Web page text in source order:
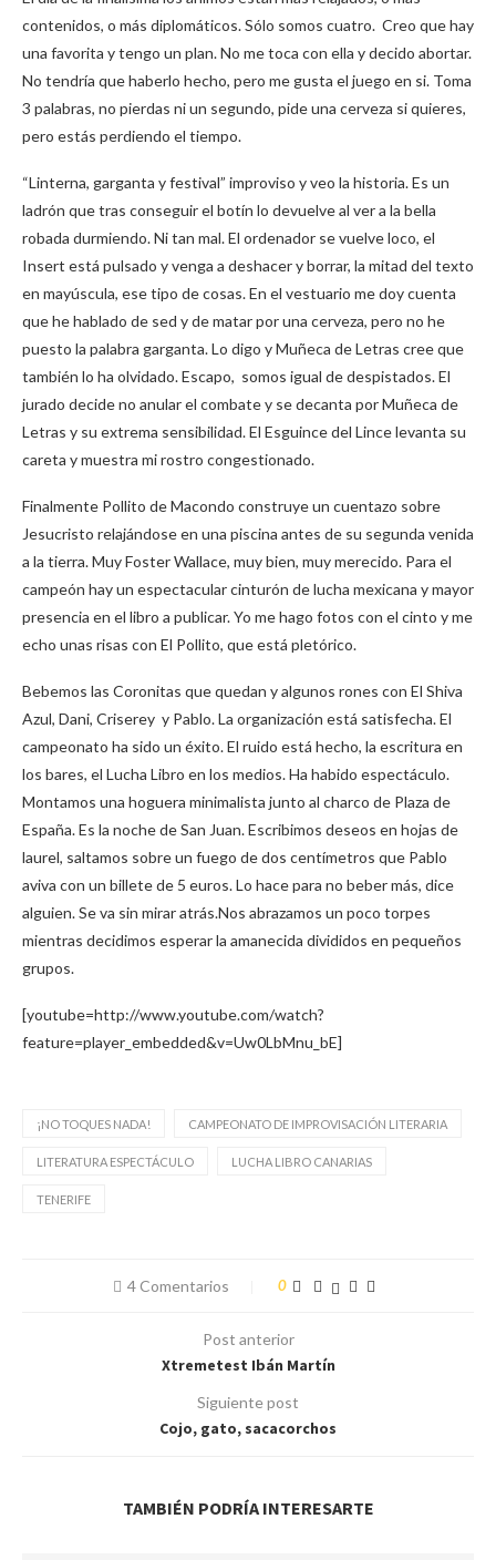
contenidos, o más diplomáticos. Sólo somos cuatro. Creo que hay
una favorita y tengo un plan. No me toca con ella y decido abortar.
No tendría que haberlo hecho, pero me gusta el juego en si. Toma
3 palabras, no pierdas ni un segundo, pide una cerveza si quieres,
pero estás perdiendo el tiempo.
“Linterna, garganta y festival” improviso y veo la historia. Es un
ladrón que tras conseguir el botín lo devuelve al ver a la bella
robada durmiendo. Ni tan mal. El ordenador se vuelve loco, el
Insert está pulsado y venga a deshacer y borrar, la mitad del texto
en mayúscula, ese tipo de cosas. En el vestuario me doy cuenta
que he hablado de sed y de matar por una cerveza, pero no he
puesto la palabra garganta. Lo digo y Muñeca de Letras cree que
también lo ha olvidado. Escapo, somos igual de despistados. El
jurado decide no anular el combate y se decanta por Muñeca de
Letras y su extrema sensibilidad. El Esguince del Lince levanta su
careta y muestra mi rostro congestionado.
Finalmente Pollito de Macondo construye un cuentazo sobre
Jesucristo relajándose en una piscina antes de su segunda venida
a la tierra. Muy Foster Wallace, muy bien, muy merecido. Para el
campeón hay un espectacular cinturón de lucha mexicana y mayor
presencia en el libro a publicar. Yo me hago fotos con el cinto y me
echo unas risas con El Pollito, que está pletórico.
Bebemos las Coronitas que quedan y algunos rones con El Shiva
Azul, Dani, Criserey y Pablo. La organización está satisfecha. El
campeonato ha sido un éxito. El ruido está hecho, la escritura en
los bares, el Lucha Libro en los medios. Ha habido espectáculo.
Montamos una hoguera minimalista junto al charco de Plaza de
España. Es la noche de San Juan. Escribimos deseos en hojas de
laurel, saltamos sobre un fuego de dos centímetros que Pablo
aviva con un billete de 5 euros. Lo hace para no beber más, dice
alguien. Se va sin mirar atrás.Nos abrazamos un poco torpes
mientras decidimos esperar la amanecida divididos en pequeños
grupos.
[youtube=http://www.youtube.com/watch?
feature=player_embedded&v=Uw0LbMnu_bE]
¡NO TOQUES NADA! CAMPEONATO DE IMPROVISACIÓN LITERARIA
LITERATURA ESPECTÁCULO LUCHA LIBRO CANARIAS
TENERIFE
4 Comentarios 0
Post anterior
Xtremetest Ibán Martín
Siguiente post
Cojo, gato, sacacorchos
TAMBIÉN PODRÍA INTERESARTE